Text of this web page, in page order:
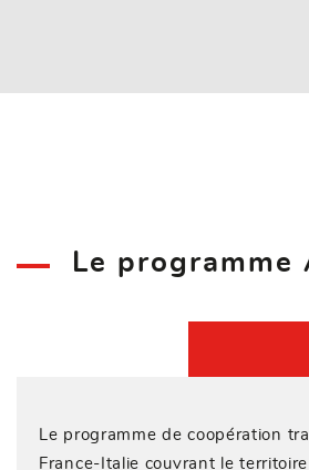
Le programme
Le programme de coopération
France-Italie couvrant le